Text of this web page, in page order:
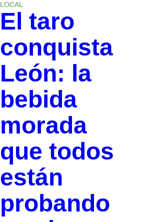
LOCAL
El taro
conquista
León: la
bebida
morada
que todos
están
probando